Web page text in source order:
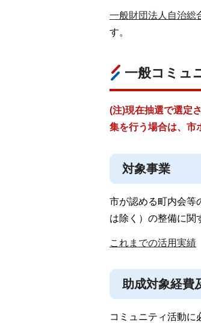
一般財団法人自治総
す。
一般コミュ
(注)現在抽選で選定
集を行う場合は、市
対象事業
市が認める町内会等
は除く）の整備に関
これまでの活用実績
助成対象経費
コミュニティ活動に